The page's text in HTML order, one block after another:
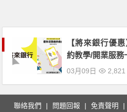
【將來銀行優
約教學/開業服務
03月09日 2,821
聯絡我們 問題回報 免責聲明